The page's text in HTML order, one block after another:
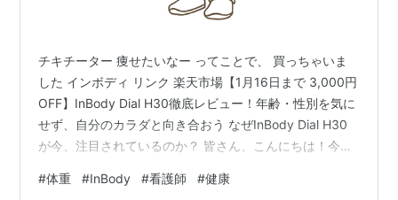
チキチーター 痩せたいなー ってことで、 買っちゃいま
した インボディ リンク 楽天市場【1月16日まで 3,000円
OFF】InBody Dial H30徹底レビュー！年齢・性別を気に
せず、自分のカラダと向き合おう なぜInBody Dial H30
が今、注目されているのか？ 皆さん、こんにちは！今回
いて、徹底的にレビューしていきます。 「体組成計」と
#体重 #InBody #看護師 #健康